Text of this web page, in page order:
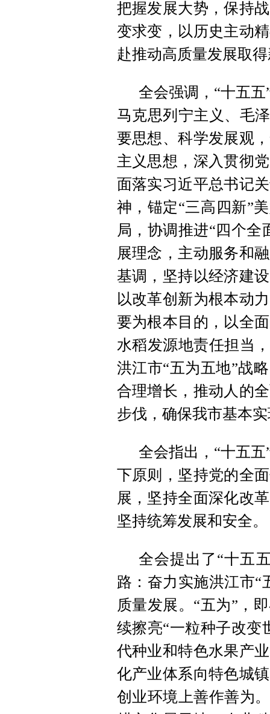
把握发展大势，保持
变求变，以历史主动
赴推动高质量发展取
全会强调，“十五
马克思列宁主义、毛
要思想、科学发展观
主义思想，深入贯彻
面落实习近平总书记
神，锚定“三高四新”
局，协调推进“四个全
展理念，主动服务和
基调，坚持以经济建
以改革创新为根本动
要为根本目的，以全
水稻发源地责任担当
洪江市“五为五地”战
合理增长，推动人的
步伐，确保我市基本
全会指出，“十五
下原则，坚持党的全
展，坚持全面深化改
坚持统筹发展和安全。
全会提出了“十五
路：奋力实施洪江市“
质量发展。“五为”，
续擦亮“一粒种子改变
代种业和特色水果产
化产业体系向特色城
创业环境上善作善为